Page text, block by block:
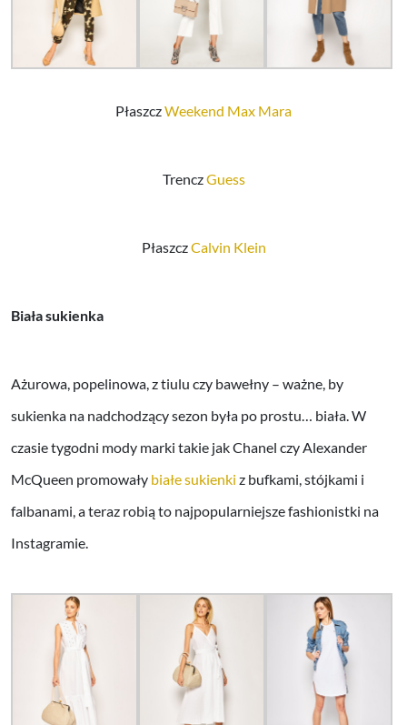
PłaszczWeekend Max Mara
TrenczGuess
PłaszczCalvin Klein
Biała sukienka
Ażurowa, popelinowa, z tiulu czy bawełny – ważne, by
sukienka na nadchodzący sezon była po prostu… biała. W
czasie tygodni mody marki takie jak Chanel czy Alexander
McQueen promowały białe sukienki z bufkami, stójkami i
falbanami, a teraz robią to najpopularniejsze fashionistki na
Instagramie.